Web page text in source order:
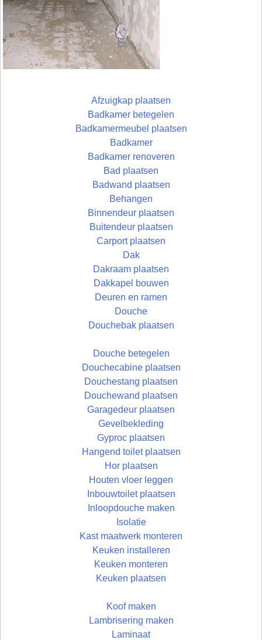
Afzuigkap plaatsen
Badkamer betegelen
Badkamermeubel plaatsen
Badkamer
Badkamer renoveren
Bad plaatsen
Badwand plaatsen
Behangen
Binnendeur plaatsen
Buitendeur plaatsen
Carport plaatsen
Dak
Dakraam plaatsen
Dakkapel bouwen
Deuren en ramen
Douche
Douchebak plaatsen
Douche betegelen
Douchecabine plaatsen
Douchestang plaatsen
Douchewand plaatsen
Garagedeur plaatsen
Gevelbekleding
Gyproc plaatsen
Hangend toilet plaatsen
Hor plaatsen
Houten vloer leggen
Inbouwtoilet plaatsen
Inloopdouche maken
Isolatie
Kast maatwerk monteren
Keuken installeren
Keuken monteren
Keuken plaatsen
Koof maken
Lambrisering maken
Laminaat